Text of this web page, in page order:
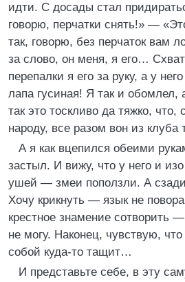
идти. С досады стал
говорю, перчатки снять!» —
так, говорю, без перчаток вам
за слово, он меня, я его…
перепалки я его за руку, а у
лапа гусиная! Я так и обомлел,
так это тоскливо да тяжко, что,
народу, все разом вон из клуба
А я как вцепился обеими
застыл. И вижу, что у него и
ушей — змеи поползли. А
Хочу крикнуть — язык не
крестное знамение сотворить
не могу. Наконец, чувствую,
собой куда-то тащит…
И представьте себе, в эту